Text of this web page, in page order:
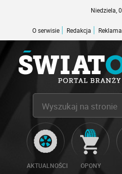
Niedziela, 09-
O serwisie Redakcja Reklama
AKTUALNOŚCI OPONY